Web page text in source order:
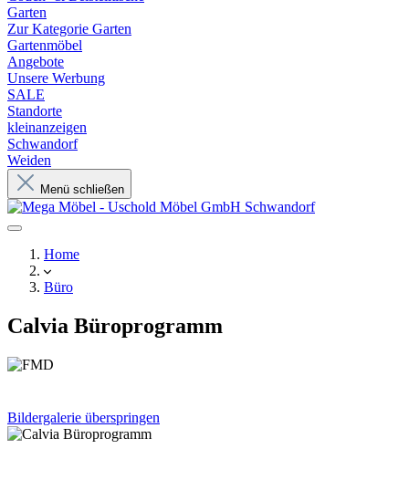
Garten
Zur Kategorie Garten
Gartenmöbel
Angebote
Unsere Werbung
SALE
Standorte
kleinanzeigen
Schwandorf
Weiden
Menü schließen
Home
Büro
Calvia Büroprogramm
Bildergalerie überspringen